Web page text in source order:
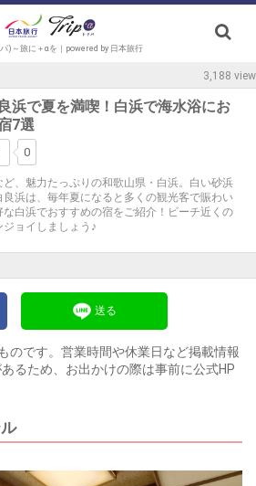
)～旅に＋αを｜powered by 日本旅行
3,188 view
浜で夏を満喫！白浜で海水浴にお
7選
0
、魅力たっぷりの和歌山県・白浜。白い砂浜
浜は、毎年夏になると多くの観光客で賑わい
白浜でおすすめの宿をご紹介！ビーチ近くの
ョイしましょう♪
送る
のです。営業時間や休業日など掲載情報
るため、お出かけの際は事前に公式HP